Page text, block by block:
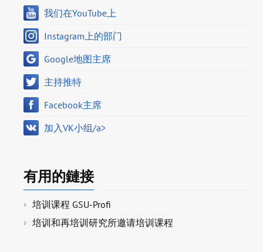
我们在YouTube上
Instagram上的部门
Google地图主席
主持推特
Facebook主席
加入VK小组/a>
有用的鏈接
培训课程 GSU-Profi
培训和再培训研究所邀请培训课程